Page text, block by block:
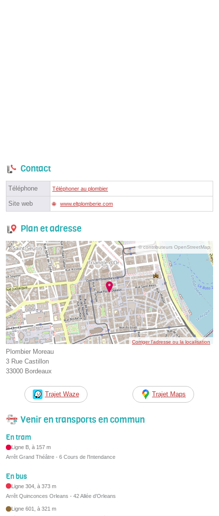
Contact
Téléphone Téléphoner au plombier
Site web www.eltplomberie.com
Plan et adresse
© contributeurs OpenStreetMap
Corriger l’adresse ou la localisation
Plombier Moreau
3 Rue Castillon
33000 Bordeaux
Trajet Waze Trajet Maps
Venir en transports en commun
En tram
Ligne B, à 157 m
Arrêt Grand Théâtre - 6 Cours de l'Intendance
En bus
Ligne 304, à 373 m
Arrêt Quinconces Orleans - 42 Allée d’Orleans
Ligne 601, à 321 m